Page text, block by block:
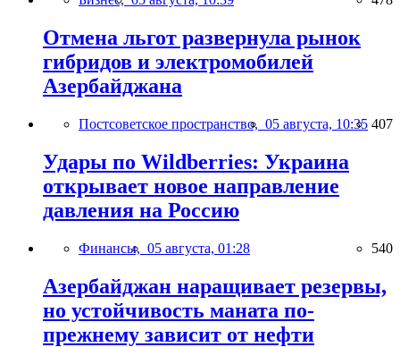
Отмена льгот развернула рынок
гибридов и электромобилей
Азербайджана
Постсоветское пространство, 05 августа, 10:35 407
Удары по Wildberries: Украина
открывает новое направление
давления на Россию
Финансы, 05 августа, 01:28 540
Азербайджан наращивает резервы,
но устойчивость маната по-
прежнему зависит от нефти